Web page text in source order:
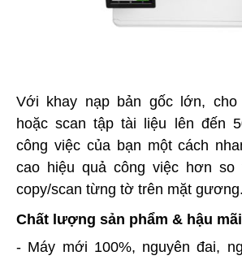
Với khay nạp bản gốc lớn, cho
hoặc scan tập tài liệu lên đến
công việc của bạn một cách
cao hiệu quả công việc hơn
copy/scan từng tờ trên mặt gương.
Chất lượng sản phẩm & hậu
- Máy mới 100%, nguyên đai,